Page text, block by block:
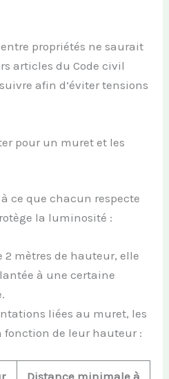
propriétés ne saurait
articles du Code civil
afin d’éviter tensions
pour un muret et les
ce que chacun respecte
la luminosité :
2 mètres de hauteur, elle
à une certaine
liées au muret, les
fonction de leur hauteur :
Distance minimale à